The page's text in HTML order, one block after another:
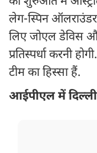
लेग-स्पिन
लिए जोएल डेविस
प्रतिस्पर्धा करनी
टीम का हिस्सा हैं.
आईपीएल में